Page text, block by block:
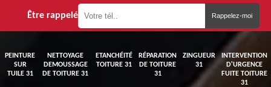
Être rappelé
PEINTURE
SUR
TUILE 31
NETTOYAGE
DEMOUSSAGE
DE TOITURE 31
ETANCHÉITÉ
TOITURE 31
RÉPARATION
DE TOITURE
31
ZINGUEUR
31
INTERVENTION
D'URGENCE
FUITE TOITURE
31